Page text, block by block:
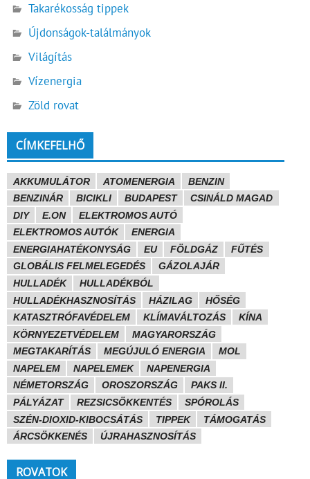
Takarékosság tippek
Újdonságok-találmányok
Világítás
Vízenergia
Zöld rovat
CÍMKEFELHŐ
AKKUMULÁTOR ATOMENERGIA
BENZIN
BENZINÁR
BICIKLI BUDAPEST
CSINÁLD MAGAD
DIY
E.ON
ELEKTROMOS AUTÓ
ELEKTROMOS AUTÓK
ENERGIA
ENERGIAHATÉKONYSÁG
EU FÖLDGÁZ
FŰTÉS
GLOBÁLIS FELMELEGEDÉS
GÁZOLAJÁR
HULLADÉK
HULLADÉKBÓL
HULLADÉKHASZNOSÍTÁS
HÁZILAG
HŐSÉG
KATASZTRÓFAVÉDELEM
KLÍMAVÁLTOZÁS
KÍNA
KÖRNYEZETVÉDELEM
MAGYARORSZÁG
MEGTAKARÍTÁS
MEGÚJULÓ ENERGIA
MOL
NAPELEM
NAPELEMEK
NAPENERGIA
NÉMETORSZÁG
OROSZORSZÁG
PAKS II.
PÁLYÁZAT
REZSICSÖKKENTÉS
SPÓROLÁS
SZÉN-DIOXID-KIBOCSÁTÁS
TIPPEK
TÁMOGATÁS
ÁRCSÖKKENÉS
ÚJRAHASZNOSÍTÁS
ROVATOK